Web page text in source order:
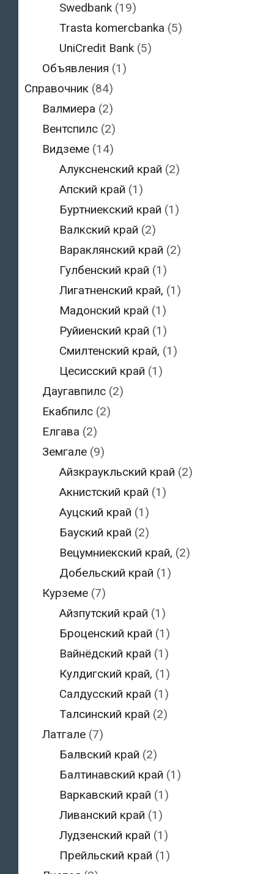
Swedbank (19)
Trasta komercbanka (5)
UniCredit Bank (5)
Объявления (1)
Справочник (84)
Валмиера (2)
Вентспилс(2)
Видземе(14)
Алуксненский край (2)
Апский край (1)
Буртниекский край (1)
Валкский край (2)
Вараклянский край (2)
Гулбенский край (1)
Лигатненский край, (1)
Мадонский край (1)
Руйиенский край (1)
Смилтенский край, (1)
Цесисский край (1)
Даугавпилс(2)
Екабпилс(2)
Елгава (2)
Земгале(9)
Айзкраукльский край (2)
Акнистский край (1)
Ауцский край (1)
Бауский край (2)
Вецумниекский край, (2)
Добельский край (1)
Курземе(7)
Айзпутский край (1)
Броценский край (1)
Вайнёдский край (1)
Кулдигский край, (1)
Салдусский край (1)
Талсинский край (2)
Латгале(7)
Балвский край (2)
Балтинавский край (1)
Варкавский край (1)
Ливанский край (1)
Лудзенский край (1)
Прейльский край (1)